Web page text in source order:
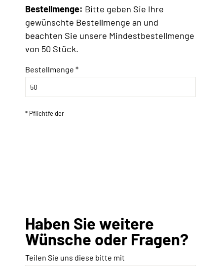
Bestellmenge: Bitte geben Sie Ihre
gewünschte Bestellmenge an und
beachten Sie unsere Mindestbestellmenge
von 50 Stück.
Bestellmenge *
* Pflichtfelder
Haben Sie weitere
Wünsche oder Fragen?
Teilen Sie uns diese bitte mit